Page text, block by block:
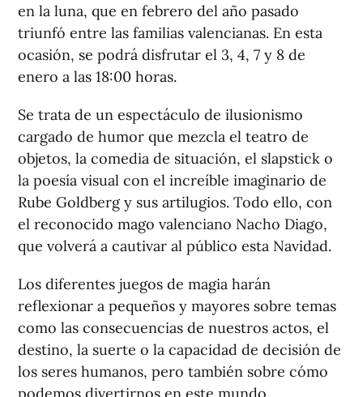
en la luna, que en febrero del año pasado
triunfó entre las familias valencianas. En esta
ocasión, se podrá disfrutar el 3, 4, 7 y 8 de
enero a las 18:00 horas.
Se trata de un espectáculo de ilusionismo
cargado de humor que mezcla el teatro de
objetos, la comedia de situación, el slapstick o
la poesía visual con el increíble imaginario de
Rube Goldberg y sus artilugios. Todo ello, con
el reconocido mago valenciano Nacho Diago,
que volverá a cautivar al público esta Navidad.
Los diferentes juegos de magia harán
reflexionar a pequeños y mayores sobre temas
como las consecuencias de nuestros actos, el
destino, la suerte o la capacidad de decisión de
los seres humanos, pero también sobre cómo